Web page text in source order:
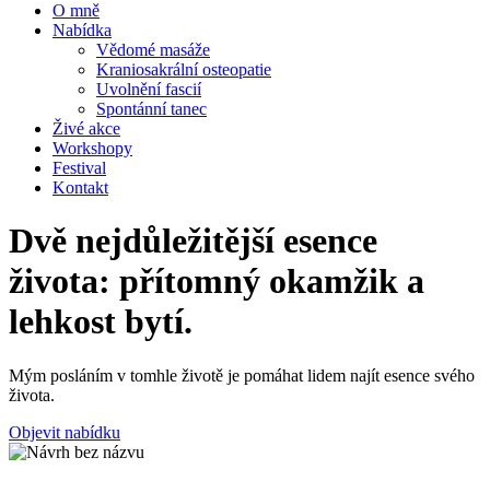
O mně
Nabídka
Vědomé masáže
Kraniosakrální osteopatie
Uvolnění fascií
Spontánní tanec
Živé akce
Workshopy
Festival
Kontakt
Dvě nejdůležitější esence
života: přítomný okamžik a
lehkost bytí.
Mým posláním v tomhle životě je pomáhat lidem najít esence svého
života.
Objevit nabídku